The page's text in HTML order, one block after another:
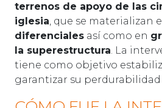
terrenos de apoyo de las
iglesia, que se materializan
diferenciales así como en
la superestructura. La
tiene como objetivo
garantizar su perdurabilidad